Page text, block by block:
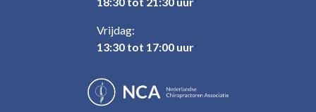
Vrijdag:
13:30 tot 17:00 uur